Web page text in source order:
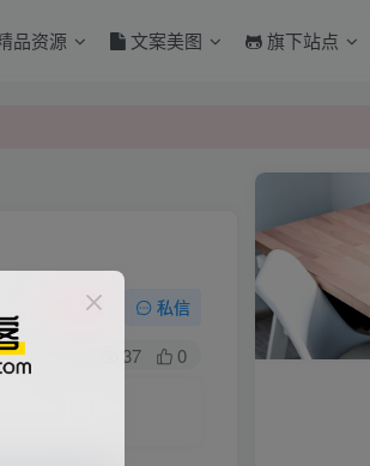
品资源 文案美图 旗下站点
关注 私信
37 0